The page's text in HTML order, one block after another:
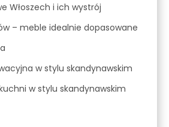
Włoszech i ich wystrój
– meble idealnie dopasowane
w stylu skandynawskim
w stylu skandynawskim